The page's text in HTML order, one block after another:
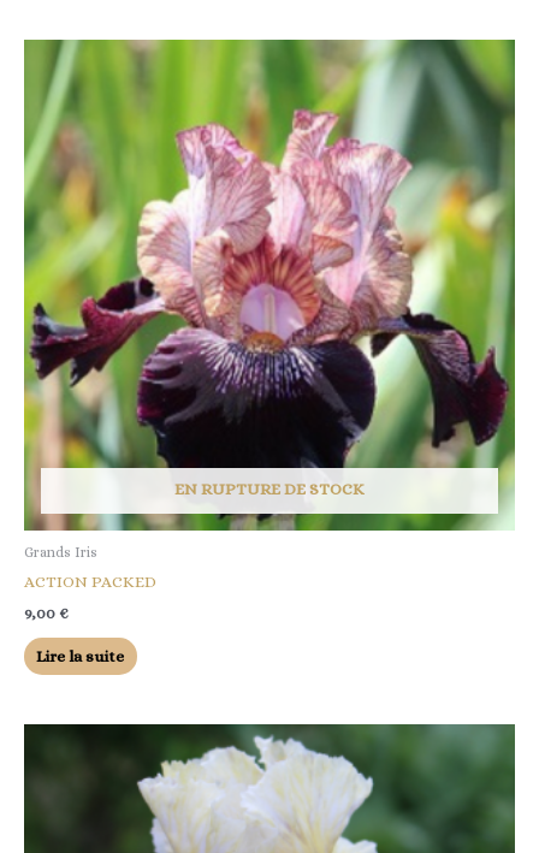
EN RUPTURE DE STOCK
Grands Iris
ACTION PACKED
9,00 €
Lire la suite